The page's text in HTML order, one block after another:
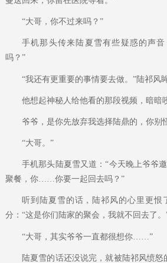
“大哥，你不过来吗？”
手机那头传来陆夏雪有些疑惑的声
吗？”
“我还有更重要的事情要去做。”陆祁风
他想起神秘人给他看的那段视频，暗暗
爷爷，是你先放弃我选择陆鼎的，你别
“大哥。”
手机那头陆夏雪又道：“今天晚上爷爷
聚餐，你……你要一起回去吗？”
听到陆夏雪的话，陆祁风的心里更恨
分：“这是你们陆家的聚会，我就不回去了。
“大哥，其实爷爷一直都很想你……”
陆夏雪的话还没说完，就被陆祁风愤怒